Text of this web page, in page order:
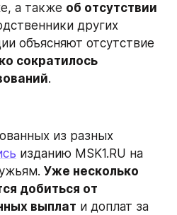
а также об отсутствии
других
объясняют отсутствие
сократилось
.
из разных
изданию MSK1.RU на
Уже несколько
добиться от
выплат и доплат за